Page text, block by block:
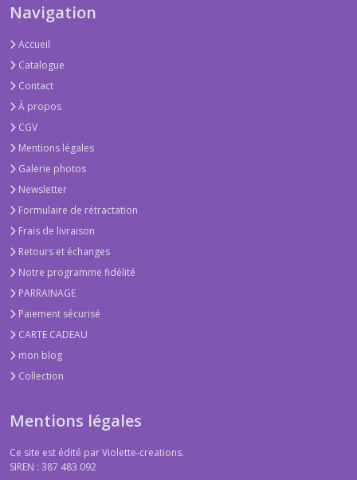
Navigation
Accueil
Catalogue
Contact
À propos
CGV
Mentions légales
Galerie photos
Newsletter
Formulaire de rétractation
Frais de livraison
Retours et échanges
Notre programme fidélité
PARRAINAGE
Paiement sécurisé
CARTE CADEAU
mon blog
Collection
Mentions légales
Ce site est édité par Violette-creations.
SIREN : 387 483 092